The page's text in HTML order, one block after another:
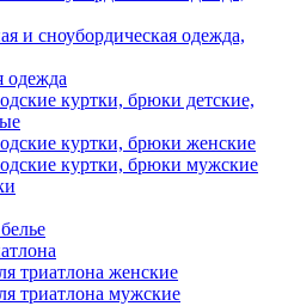
и сноубордическая одежда,
одежда
куртки, брюки детские,
куртки, брюки женские
куртки, брюки мужские
триатлона женские
триатлона мужские